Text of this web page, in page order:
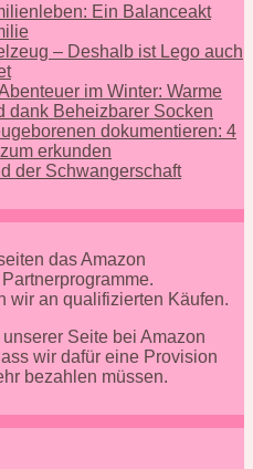
Ein Balanceakt
– Deshalb ist Lego auch
im Winter: Warme
dank Beheizbarer Socken
dokumentieren: 4
erkunden
der Schwangerschaft
das Amazon
wir an qualifizierten Käufen.
Seite bei Amazon
wir dafür eine Provision
bezahlen müssen.